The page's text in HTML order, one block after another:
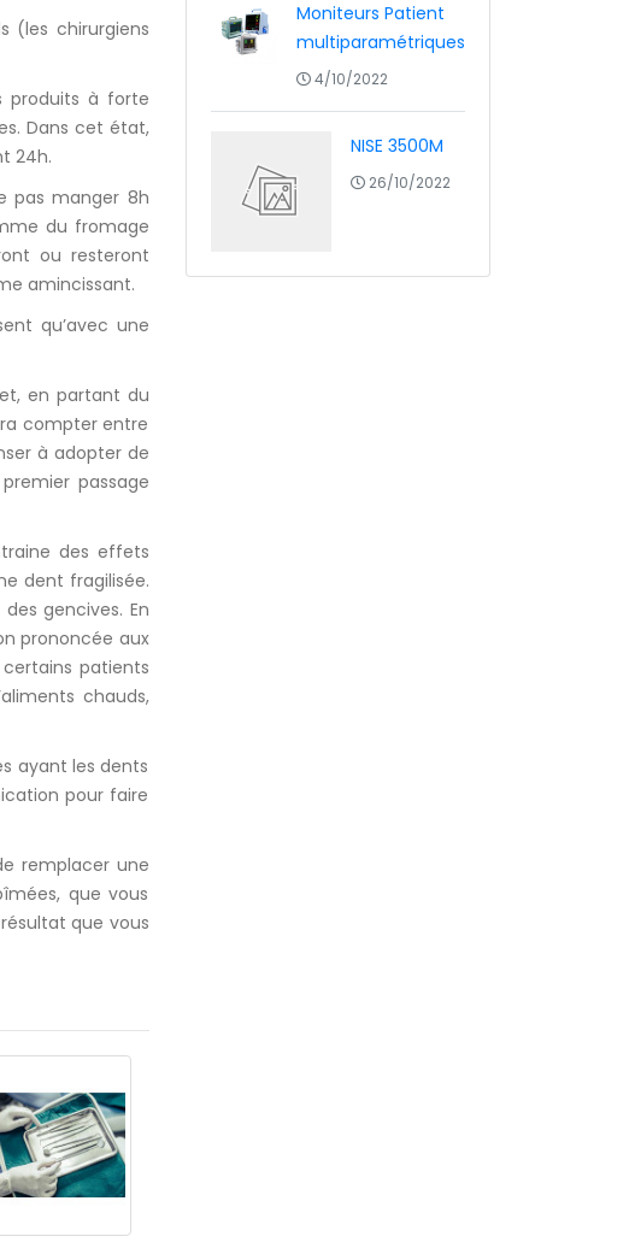
(les chirurgiens
produits à forte
Dans cet état,
24h.
pas manger 8h
du fromage
ou resteront
amincissant.
qu’avec une
en partant du
compter entre
à adopter de
passage
des effets
dent fragilisée.
gencives. En
prononcée aux
patients
chauds,
ayant les dents
pour faire
remplacer une
que vous
que vous
Moniteurs Patient
multiparamétriques
4/10/2022
NISE 3500M
26/10/2022